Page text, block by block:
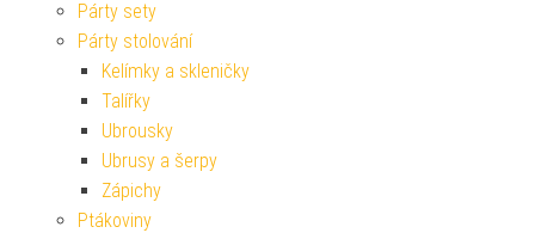
Párty sety
Párty stolování
Kelímky a skleničky
Talířky
Ubrousky
Ubrusy a šerpy
Zápichy
Ptákoviny